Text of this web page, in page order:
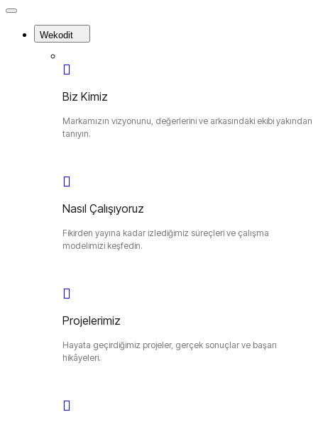
Close
Wekodit
Biz Kimiz
Markamızın vizyonunu, değerlerini ve arkasındaki ekibi yakından
tanıyın.
Nasıl Çalışıyoruz
Fikirden yayına kadar izlediğimiz süreçleri ve çalışma
modelimizi keşfedin.
Projelerimiz
Hayata geçirdiğimiz projeler, gerçek sonuçlar ve başarı
hikâyeleri.